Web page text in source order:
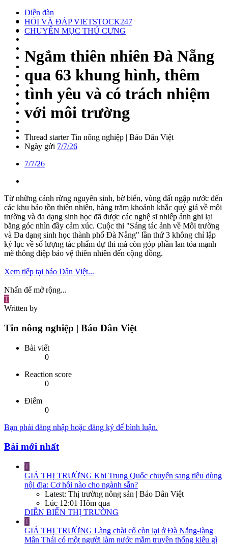
Diễn đàn
HỎI VÀ ĐÁP VIETSTOCK247
CHUYÊN MỤC THÚ CƯNG
Ngắm thiên nhiên Đà Nẵng
qua 63 khung hình, thêm
tình yêu và có trách nhiệm
với môi trường
Thread starter Tin nông nghiệp | Báo Dân Việt
Ngày gửi 7/7/26
7/7/26
Từ những cánh rừng nguyên sinh, bờ biển, vùng đất ngập nước đến
các khu bảo tồn thiên nhiên, hàng trăm khoảnh khắc quý giá về môi
trường và đa dạng sinh học đã được các nghệ sĩ nhiếp ảnh ghi lại
bằng góc nhìn đầy cảm xúc. Cuộc thi "Sáng tác ảnh về Môi trường
và Đa dạng sinh học thành phố Đà Nẵng" lần thứ 3 không chỉ lập
kỷ lục về số lượng tác phẩm dự thi mà còn góp phần lan tỏa mạnh
mẽ thông điệp bảo vệ thiên nhiên đến cộng đồng.
Xem tiếp tại báo Dân Việt...
Nhấn để mở rộng...
T
Written by
Tin nông nghiệp | Báo Dân Việt
Bài viết
0
Reaction score
0
Điểm
0
Bạn phải đăng nhập hoặc đăng ký để bình luận.
Bài mới nhất
T
GIÁ THỊ TRƯỜNG Khi Trung Quốc chuyển sang tiêu dùng
nội địa: Cơ hội nào cho ngành sắn?
Latest: Thị trường nông sản | Báo Dân Việt
Lúc 12:01 Hôm qua
DIỄN BIẾN THỊ TRƯỜNG
T
GIÁ THỊ TRƯỜNG Làng chài cổ còn lại ở Đà Nẵng-làng
Mân Thái có một người làm nước mắm truyền thống kiểu gì